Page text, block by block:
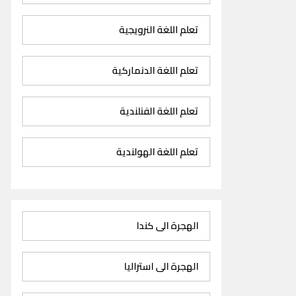
تعلم اللغة النرويجية
تعلم اللغة الدنماركية
تعلم اللغة الفنلندية
تعلم اللغة الهولندية
الهجرة الى كندا
الهجرة الى استراليا